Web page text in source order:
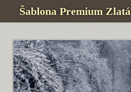
Šablona Premium Zlatá